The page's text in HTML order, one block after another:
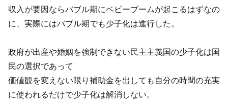
収入が要因ならバブル期にベビーブームが起こるはずなの
に、実際にはバブル期でも少子化は進行した。
政府が出産や婚姻を強制できない民主主義国の少子化は国
民の選択であって
価値観を変えない限り補助金を出しても自分の時間の充実
に使われるだけで少子化は解消しない。